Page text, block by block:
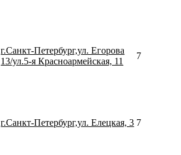
г.Санкт-Петербург,ул. Егорова
13/ул.5-я Красноармейская, 11
г.Санкт-Петербург,ул. Елецкая, 3